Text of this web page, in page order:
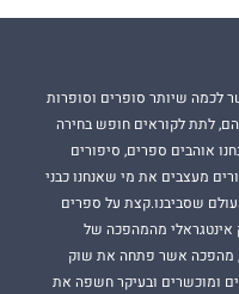
לכמה שיותר סופרים וסופרות
לתת לקוראים חופש בחירה
אוהבים ספרים, סיפורים
מעצבים את מי שאנחנו כבני
שסביבנו.קצת על ספרים
אינטגראלי מהמהפכה של
מהפכה אשר פתחה את שוק
ומוכשרים ובעיקר חשפה את